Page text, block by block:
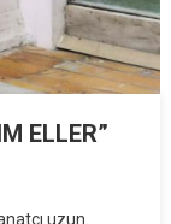
ELLER”
uzun